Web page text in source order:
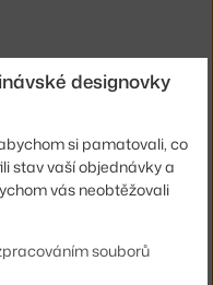
designovky
si pamatovali, co
stav vaší objednávky a
vás neobtěžovali
souborů